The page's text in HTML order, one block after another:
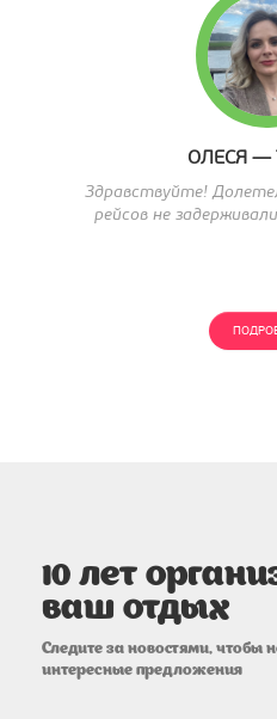
ОЛЕСЯ —
Здравствуйте!
рейсов не
10 лет
ваш отдых